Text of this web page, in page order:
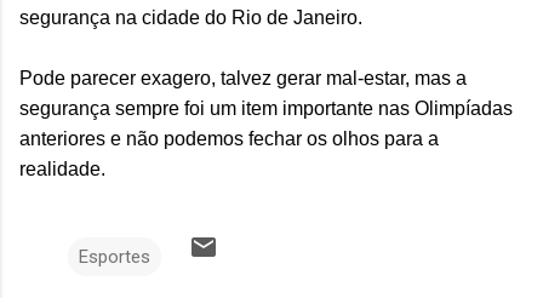
segurança na cidade do Rio de Janeiro.
Pode parecer exagero, talvez gerar mal-estar, mas a
segurança sempre foi um item importante nas Olimpíadas
anteriores e não podemos fechar os olhos para a
realidade.
Esportes